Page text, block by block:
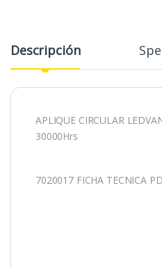
Descripción
APLIQUE CIRCULAR
30000Hrs
7020017 FICHA TECNICA